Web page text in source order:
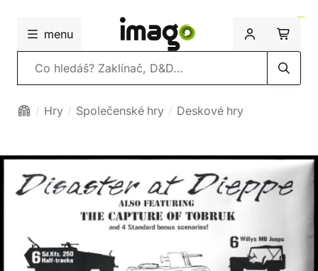
menu
Vyhledávání
Hry Společenské hry Deskové hry